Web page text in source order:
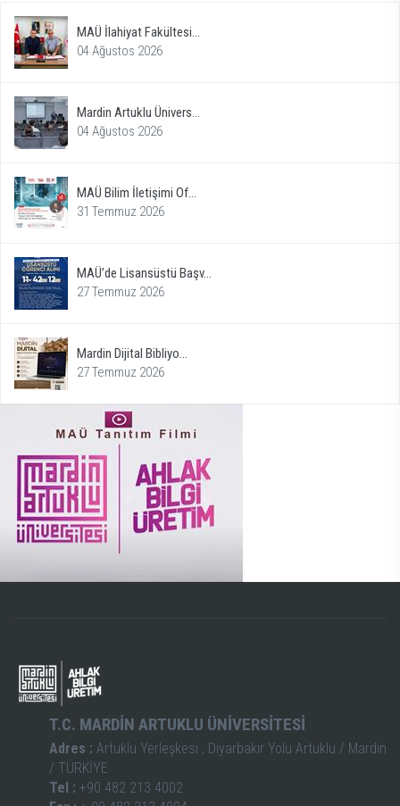
MAÜ İlahiyat Fakültesi...
04 Ağustos 2026
Mardin Artuklu Ünivers...
04 Ağustos 2026
MAÜ Bilim İletişimi Of...
31 Temmuz 2026
MAÜ’de Lisansüstü Başv...
27 Temmuz 2026
Mardin Dijital Bibliyo...
27 Temmuz 2026
T.C. MARDİN ARTUKLU ÜNİVERSİTESİ
Adres : Artuklu Yerleşkesi , Diyarbakır Yolu Artuklu / Mardin
/ TÜRKİYE
Tel : +90 482 213 4002